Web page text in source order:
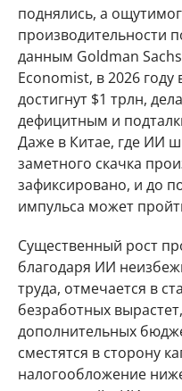
поднялись, а
производительности
данным Goldman
Economist, в 2026
достигнут $1 трлн,
дефицитным и
Даже в Китае, где ИИ
заметного скачка
зафиксировано, и до
импульса может
Существенный рост
благодаря ИИ
труда, отмечается в
безработных
дополнительных
сместятся в сторону
налогообложение